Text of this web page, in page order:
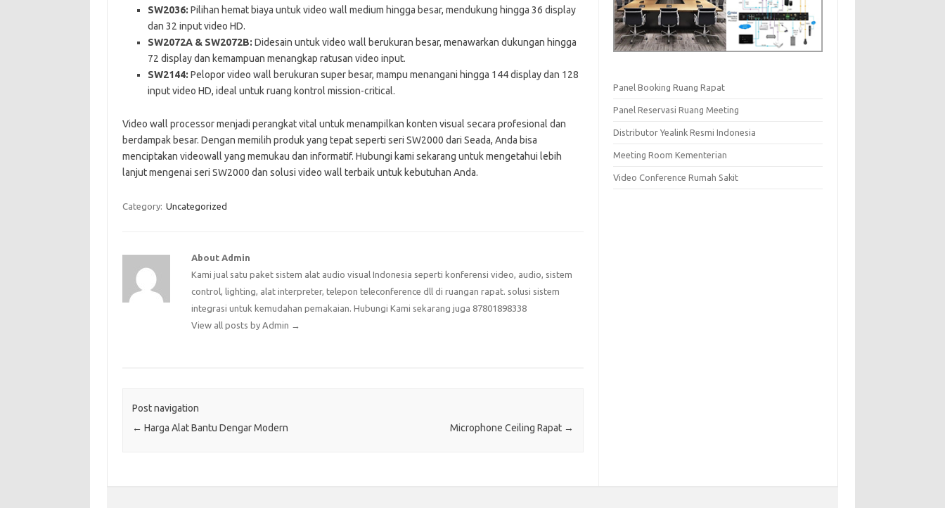
SW2036: Pilihan hemat biaya untuk video wall medium hingga besar, mendukung hingga 36 display
dan 32 input video HD.
SW2072A & SW2072B: Didesain untuk video wall berukuran besar, menawarkan dukungan hingga
72 display dan kemampuan menangkap ratusan video input.
SW2144: Pelopor video wall berukuran super besar, mampu menangani hingga 144 display dan 128
input video HD, ideal untuk ruang kontrol mission-critical.
Video wall processor menjadi perangkat vital untuk menampilkan konten visual secara profesional dan
berdampak besar. Dengan memilih produk yang tepat seperti seri SW2000 dari Seada, Anda bisa
menciptakan videowall yang memukau dan informatif. Hubungi kami sekarang untuk mengetahui lebih
lanjut mengenai seri SW2000 dan solusi video wall terbaik untuk kebutuhan Anda.
Category: Uncategorized
About Admin
Kami jual satu paket sistem alat audio visual Indonesia seperti konferensi video, audio, sistem
control, lighting, alat interpreter, telepon teleconference dll di ruangan rapat. solusi sistem
integrasi untuk kemudahan pemakaian. Hubungi Kami sekarang juga 87801898338
View all posts by Admin →
Post navigation
← Harga Alat Bantu Dengar Modern Microphone Ceiling Rapat →
Panel Booking Ruang Rapat
Panel Reservasi Ruang Meeting
Distributor Yealink Resmi Indonesia
Meeting Room Kementerian
Video Conference Rumah Sakit